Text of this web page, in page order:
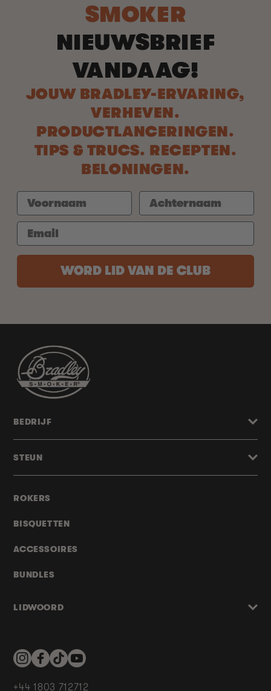
SMOKER
NIEUWSBRIEF
VANDAAG!
JOUW BRADLEY-ERVARING,
VERHEVEN.
PRODUCTLANCERINGEN.
TIPS & TRUCS. RECEPTEN.
BELONINGEN.
WORD LID VAN DE CLUB
ROKERS
BISQUETTEN
ACCESSOIRES
BUNDLES
LIDWOORD
BEDRIJF
STEUN
InstagramFacebookTikTokYouTube
+44 1803 712712